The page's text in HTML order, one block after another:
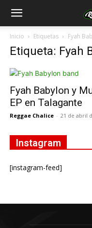
Inicio Etiquetas Fyah
Etiqueta: Fyah
Fyah Babylon y
EP en Talagante
Reggae Chalice - 21 de abril
Instagram
[instagram-feed]